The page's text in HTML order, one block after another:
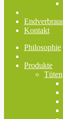
Kontakt
Philosophie
Produkte